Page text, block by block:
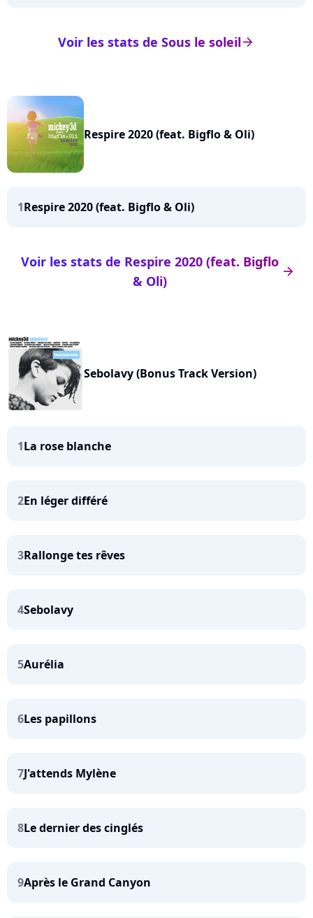
arrow_right
Voir les stats de Sous le soleil
Respire 2020 (feat. Bigflo & Oli)
1Respire 2020 (feat. Bigflo & Oli)
arrow_right
Voir les stats de Respire 2020 (feat. Bigflo
& Oli)
Sebolavy (Bonus Track Version)
1La rose blanche
2En léger différé
3Rallonge tes rêves
4Sebolavy
5Aurélia
6Les papillons
7J'attends Mylène
8Le dernier des cinglés
9Après le Grand Canyon